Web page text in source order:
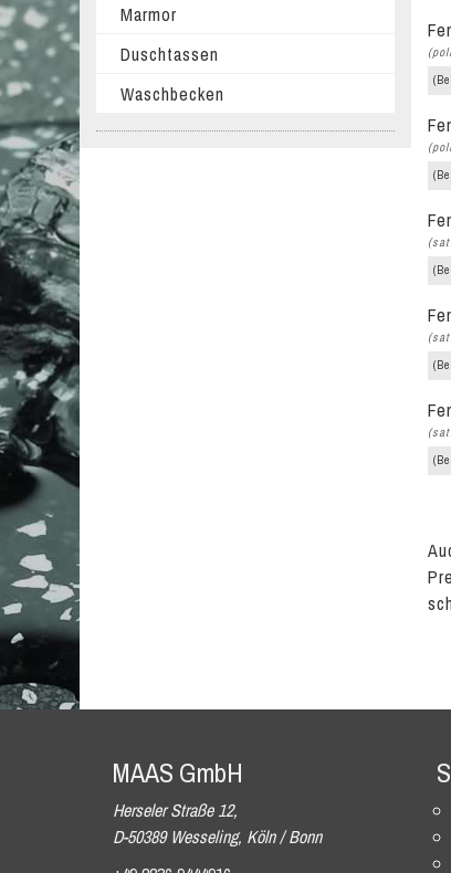
Marmor
Duschtassen
Waschbecken
MAAS GmbH
Herseler Straße 12,
D-50389 Wesseling, Köln / Bonn